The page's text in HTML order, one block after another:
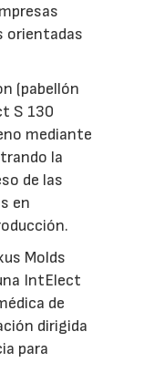
orientadas
(pabellón
S 130
mediante
la
de las
en
Molds
IntElect
de
dirigida
para